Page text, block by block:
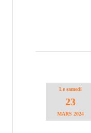
Le samedi
23
MARS 2024